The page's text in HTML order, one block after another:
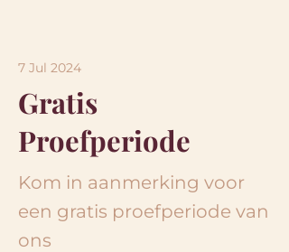
7 Jul 2024
Gratis
Proefperiode
Kom in aanmerking voor
een gratis proefperiode van
ons